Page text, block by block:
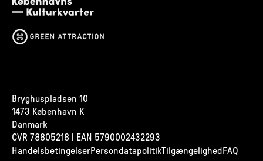
Bryghuspladsen 10
1473 København K
Danmark
CVR 78805218 | EAN 5790002432293
HandelsbetingelserPersondatapolitikTilgængelighed FAQ